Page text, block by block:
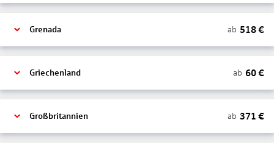
Grenada ab 518€
Griechenland ab 60€
Großbritannien ab 371 €